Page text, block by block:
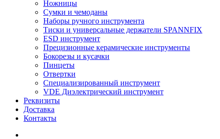
Ножницы
Сумки и чемоданы
Наборы ручного инструмента
Тиски и универсальные держатели SPANNFIX
ESD инструмент
Прецизионные керамические инструменты
Бокорезы и кусачки
Пинцеты
Отвертки
Специализированный инструмент
VDE Диэлектрический инструмент
Реквизиты
Доставка
Контакты